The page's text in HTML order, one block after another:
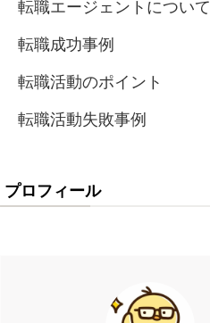
転職エージェントについて
転職成功事例
転職活動のポイント
転職活動失敗事例
プロフィール